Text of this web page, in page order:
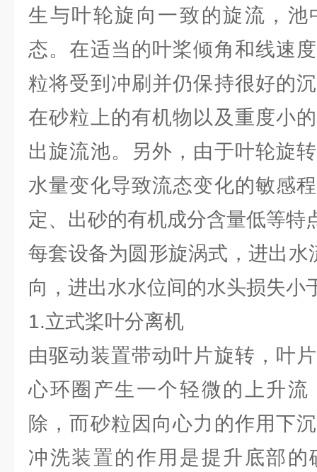
生与叶轮旋向一致的旋流，池
态。在适当的叶桨倾角和线速
粒将受到冲刷并仍保持很好的
在砂粒上的有机物以及重度小
出旋流池。另外，由于叶轮旋
水量变化导致流态变化的敏感
定、出砂的有机成分含量低等特
每套设备为圆形旋涡式，进出
向，进出水水位间的水头损失小
1.立式桨叶分离机
由驱动装置带动叶片旋转，叶
心环圈产生一个轻微的上升流
除，而砂粒因向心力的作用下
冲洗装置的作用是提升底部